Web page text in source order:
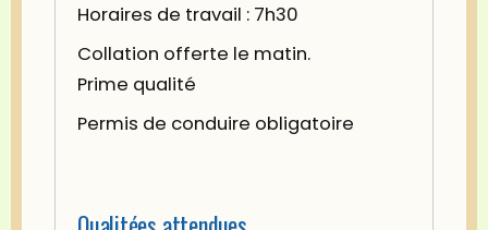
Horaires de travail : 7h30
Collation offerte le matin.
Prime qualité
Permis de conduire obligatoire